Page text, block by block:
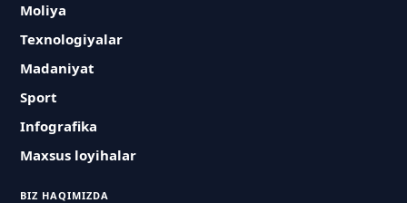
Moliya
Texnologiyalar
Madaniyat
Sport
Infografika
Maxsus loyihalar
BIZ HAQIMIZDA